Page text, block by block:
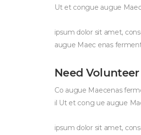
Ut et congue augue
ipsum dolor sit amet,
augue Maec enas
Need
Co augue Maecenas
il Ut et cong ue augue
ipsum dolor sit amet,